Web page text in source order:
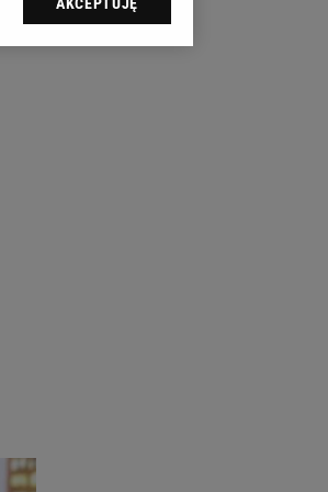
sp. z o.o., jej
swoje preferencje
reklam i treści,